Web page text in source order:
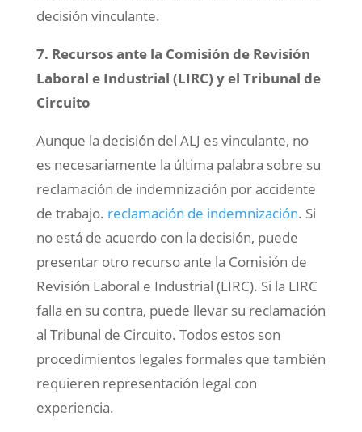
decisión vinculante.
7. Recursos ante la Comisión de Revisión
Laboral e Industrial (LIRC) y el Tribunal de
Circuito
Aunque la decisión del ALJ es vinculante, no
es necesariamente la última palabra sobre su
reclamación de indemnización por accidente
de trabajo. reclamación de indemnización. Si
no está de acuerdo con la decisión, puede
presentar otro recurso ante la Comisión de
Revisión Laboral e Industrial (LIRC). Si la LIRC
falla en su contra, puede llevar su reclamación
al Tribunal de Circuito. Todos estos son
procedimientos legales formales que también
requieren representación legal con
experiencia.